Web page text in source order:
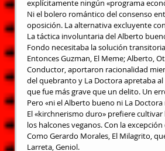
explícitamente ningún «programa
Ni el bolero romántico del consenso
oposición. La alternativa excluyente
La táctica involuntaria del Alberto
Fondo necesitaba la solución
Entonces Guzman, El Meme; Alberto,
Conductor, aportaron racionalidad
del quebranto y La Doctora apretaba
que fue más grave que un delito. Un
Pero «ni el Alberto bueno ni La
El «kirchnerismo duro» prefiere
los halcones veganos. Con la
Como Gerardo Morales, El Milagrito,
Larreta, Geniol.